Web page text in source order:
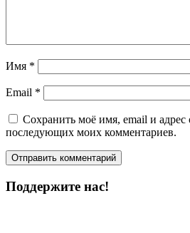
Имя *
Email *
Сохранить моё имя, email и адрес
последующих моих комментариев.
Поддержите нас!